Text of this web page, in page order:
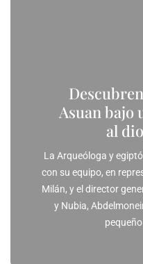
Asuan bajo
al
La Arqueóloga y
con su equipo, en
Milán, y el director
y Nubia,